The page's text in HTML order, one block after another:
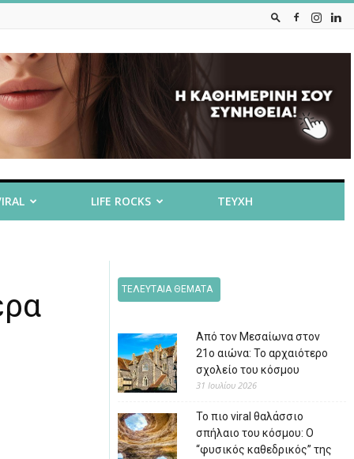
LIFE ROCKS ΤΕΥΧΗ
ΤΕΛΕΥΤΑΙΑ ΘΕΜΑΤΑ
Από τον Μεσαίωνα στον
21ο αιώνα: Το αρχαιότερο
σχολείο του κόσμου
31 Ιουλίου 2026
Το πιο viral θαλάσσιο
σπήλαιο του κόσμου: Ο
“φυσικός καθεδρικός” της